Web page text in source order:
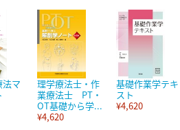
マ
理学療法士・作
業療法士 PT・
OT基礎から学...
¥4,620
基礎作業学テキ
スト
¥4,620